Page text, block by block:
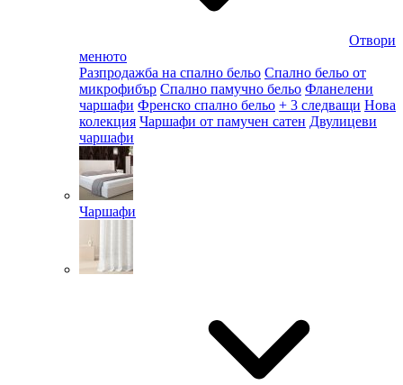
Отвори
менюто
Разпродажба на спално бельо Спално бельо от
микрофибър Спално памучно бельо Фланелени
чаршафи Френско спално бельо + 3 следващи Нова
колекция Чаршафи от памучен сатен Двулицеви
чаршафи
Чаршафи